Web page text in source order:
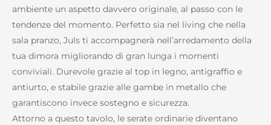
ambiente un aspetto davvero originale, al passo con le
tendenze del momento. Perfetto sia nel living che nella
sala pranzo, Juls ti accompagnerà nell’arredamento della
tua dimora migliorando di gran lunga i momenti
conviviali. Durevole grazie al top in legno, antigraffio e
antiurto, e stabile grazie alle gambe in metallo che
garantiscono invece sostegno e sicurezza.
Attorno a questo tavolo, le serate ordinarie diventano